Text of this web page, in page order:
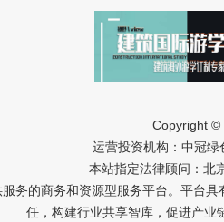
Copyright ©
运营投资机构：中冠
本站指定法律顾问：北
务的商务和资源型服务平台。平台
任，构建行业共享智库，促进产业